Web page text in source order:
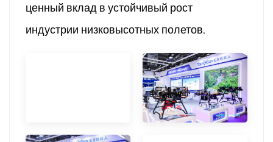
ценный вклад в устойчивый рост
индустрии низковысотных полетов.